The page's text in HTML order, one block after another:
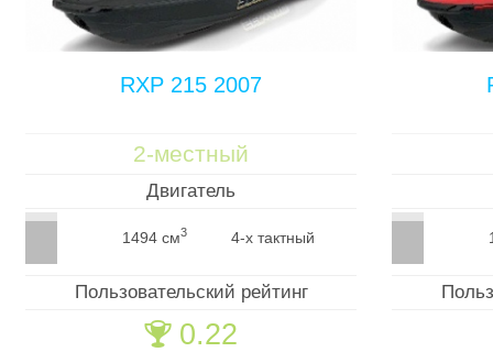
RXP 215 2007
2-местный
Двигатель
1494 см3 4-х тактный
Пользовательский рейтинг
🏆 0.22